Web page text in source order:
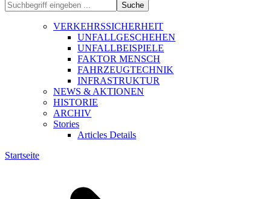
Suche
VERKEHRSSICHERHEIT
UNFALLGESCHEHEN
UNFALLBEISPIELE
FAKTOR MENSCH
FAHRZEUGTECHNIK
INFRASTRUKTUR
NEWS & AKTIONEN
HISTORIE
ARCHIV
Stories
Articles Details
Startseite